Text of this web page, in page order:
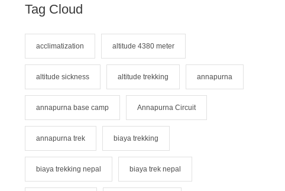
Tag Cloud
acclimatization altitude 4380 meter
altitude sickness altitude trekking annapurna
annapurna base camp Annapurna Circuit
annapurna trek biaya trekking
biaya trekking nepal biaya trek nepal